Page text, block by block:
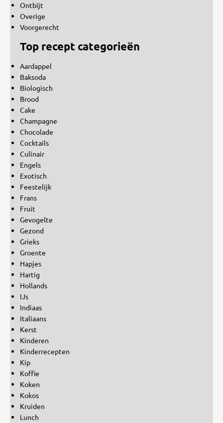
Ontbijt
Overige
Voorgerecht
Top recept categorieën
Aardappel
Baksoda
Biologisch
Brood
Cake
Champagne
Chocolade
Cocktails
Culinair
Engels
Exotisch
Feestelijk
Frans
Fruit
Gevogelte
Gezond
Grieks
Groente
Hapjes
Hartig
Hollands
IJs
Indiaas
Italiaans
Kerst
Kinderen
Kinderrecepten
Kip
Koffie
Koken
Kokos
Kruiden
Lunch